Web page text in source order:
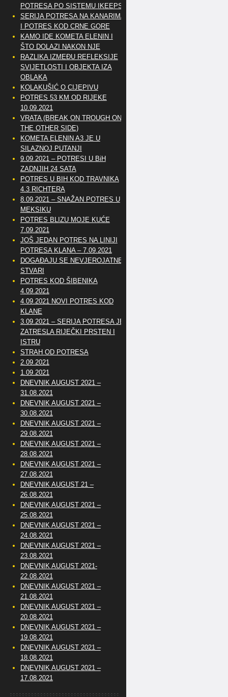
POTRESA PO SISTEMU IKEEPS
SERIJA POTRESA NA KANARIMA
I POTRES KOD CRNE GORE
KAMO IDE KOMETA ELENIN I
ŠTO DOLAZI NAKON NJE
RAZLIKA IZMEĐU REFLEKSIJE
SVIJETLOSTI I OBJEKTA IZA
OBLAKA
KOLAKUŠIĆ O CIJEPIVU
POTRES 53 KM OD RIJEKE
10.09.2021
VRATA (BREAK ON TROUGH ON
THE OTHER SIDE)
KOMETA ELENIN A3 JE U
SILAZNOJ PUTANJI
9.09.2021 – POTRESI U BiH
ZADNJIH 24 SATA
POTRES U BIH KOD TRAVNIKA
4.3 RICHTERA
8.09.2021 – SNAŽAN POTRES U
MEKSIKU
POTRES BLIZU MOJE KUĆE
7.09.2021
JOŠ JEDAN POTRES NA LINIJI
POTRESA KLANA – 7.09.2021
DOGAĐAJU SE NEVJEROJATNE
STVARI
POTRES KOD ŠIBENIKA
4.09.2021
4.09.2021 NOVI POTRES KOD
KLANE
3.09.2021 – SERIJA POTRESA JE
ZATRESLA RIJEČKI PRSTEN I
ISTRU
STRAH OD POTRESA
2.09.2021
1.09.2021
DNEVNIK AUGUST 2021 –
31.08.2021
DNEVNIK AUGUST 2021 –
30.08.2021
DNEVNIK AUGUST 2021 –
29.08.2021
DNEVNIK AUGUST 2021 –
28.08.2021
DNEVNIK AUGUST 2021 –
27.08.2021
DNEVNIK AUGUST 21 –
26.08.2021
DNEVNIK AUGUST 2021 –
25.08.2021
DNEVNIK AUGUST 2021 –
24.08.2021
DNEVNIK AUGUST 2021 –
23.08.2021
DNEVNIK AUGUST 2021-
22.08.2021
DNEVNIK AUGUST 2021 –
21.08.2021
DNEVNIK AUGUST 2021 –
20.08.2021
DNEVNIK AUGUST 2021 –
19.08.2021
DNEVNIK AUGUST 2021 –
18.08.2021
DNEVNIK AUGUST 2021 –
17.08.2021